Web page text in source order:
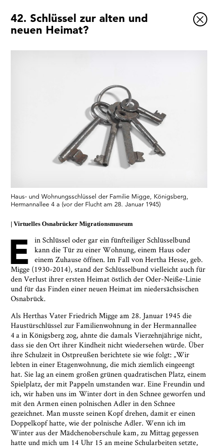
42. Schlüssel zur alten und
neuen Heimat?
Haus- und Wohnungsschlüssel der Familie Migge, Königsberg,
Hermannallee 4 a (vor der Flucht am 28. Januar 1945)
Virtuelles Osnabrücker Migrationsmuseum
E
in Schlüssel oder gar ein fünfteiliger Schlüsselbund
kann die Tür zu einer Wohnung, einem Haus oder
einem Zuhause öffnen. Im Fall von Hertha Hesse, geb.
Migge (1930-2014), stand der Schlüsselbund vielleicht auch für
den Verlust ihrer ersten Heimat östlich der Oder-Neiße-Linie
und für das Finden einer neuen Heimat im niedersächsischen
Osnabrück.
Als Herthas Vater Friedrich Migge am 28. Januar 1945 die
Haustürschlüssel zur Familienwohnung in der Hermannallee
4 a in Königsberg zog, ahnte die damals Vierzehnjährige nicht,
dass sie den Ort ihrer Kindheit nicht wiedersehen würde. Über
ihre Schulzeit in Ostpreußen berichtete sie wie folgt: „Wir
lebten in einer Etagenwohnung, die mich ziemlich eingeengt
hat. Sie lag an einem großen grünen quadratischen Platz, einem
Spielplatz, der mit Pappeln umstanden war. Eine Freundin und
ich, wir haben uns im Winter dort in den Schnee geworfen und
mit den Armen einen polnischen Adler in den Schnee
gezeichnet. Man musste seinen Kopf drehen, damit er einen
Doppelkopf hatte, wie der polnische Adler. Wenn ich im
Winter aus der Mädchenoberschule kam, zu Mittag gegessen
hatte und mich um 14 Uhr 15 an meine Schularbeiten setzte,
Ausstellungen
Vermittlung
Besuch
Kontakt